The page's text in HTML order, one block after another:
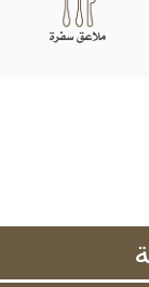
ملاعق سفرة